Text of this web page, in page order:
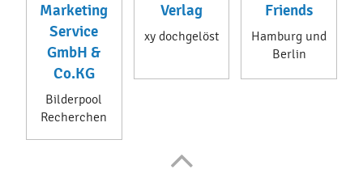
Marketing
Service
GmbH &
Co.KG
Bilderpool
Recherchen
Verlag
xy dochgelöst
Friends
Hamburg und
Berlin